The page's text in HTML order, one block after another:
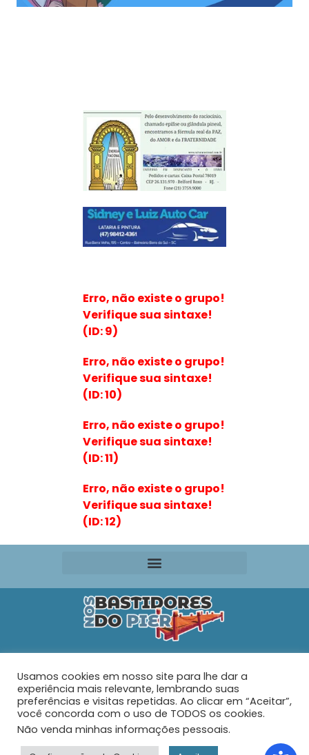
Erro, não existe o grupo!
Verifique sua sintaxe!
(ID: 9)
Erro, não existe o grupo!
Verifique sua sintaxe!
(ID: 10)
Erro, não existe o grupo!
Verifique sua sintaxe!
(ID: 11)
Erro, não existe o grupo!
Verifique sua sintaxe!
(ID: 12)
Rua Maria de Souza Santos Nº 159 – AP 401 –
Tabuleiro – Barra Velha – SC
© 2026 - Nos Bastidores do Pier - Todos os direitos
reservados.
Usamos cookies em nosso site para lhe dar a
experiência mais relevante, lembrando suas
preferências e visitas repetidas. Ao clicar em “Aceitar”,
você concorda com o uso de TODOS os cookies.
Não venda minhas informações pessoais.